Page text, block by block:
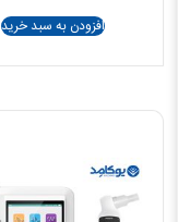
افزودن به سبد خرید